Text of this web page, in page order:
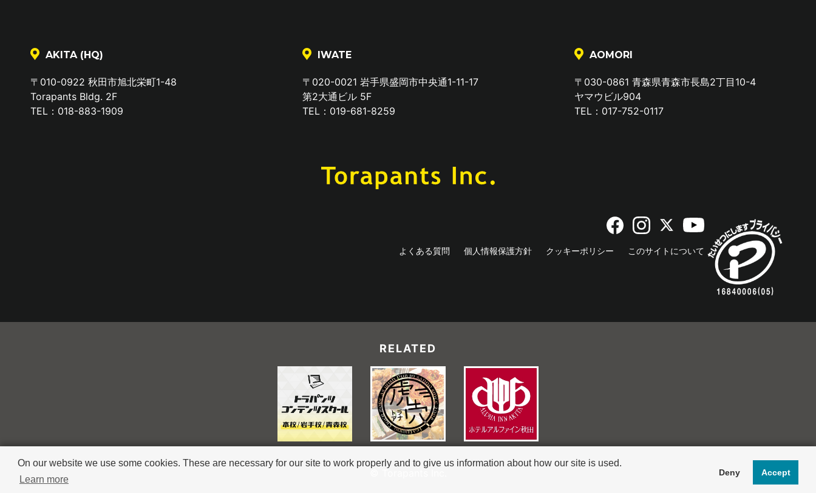
AKITA (HQ)
〒010-0922 秋田市旭北栄町1-48
Torapants Bldg. 2F
TEL：018-883-1909
IWATE
〒020-0021 岩手県盛岡市中央通1-11-17
第2大通ビル 5F
TEL：019-681-8259
AOMORI
〒030-0861 青森県青森市長島2丁目10-4
ヤマウビル904
TEL：017-752-0117
よくある質問 個人情報保護方針 クッキーポリシー このサイトについて
RELATED
On our website we use some cookies. These are necessary for our site to work properly and to give us information about how our site is used.
Learn more
Deny Accept